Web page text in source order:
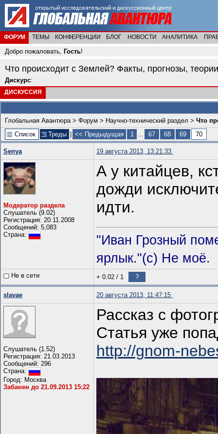
ФОРУМ ТЕМЫ КОНФЕРЕНЦИИ БЛОГ НОВОСТИ АНАЛИТИКА
Добро пожаловать, Гость!
Что происходит с Землей? Факты, прогнозы,
Дискурс:
ДИСКУССИЯ
Глобальная Авантюра> Форум > Научно-технический раздел > Что
Список
Треды << Предыдущая 1 ... 67 68 69 70
Senya 19 августа 2013, 13:21:33
Модератор раздела
Слушатель (9.02)
Регистрация: 20.11.2008
Сообщений: 5,083
Страна:
А у китайцев,
дожди
идти.
"Иван Грозный
ярлык."(с) Не моё.
Не в сети + 0.02 / 1 ?
slavae 20 августа 2013, 11:47:15
Слушатель (1.52)
Регистрация: 21.03.2013
Сообщений: 296
Страна:
Город: Москва
Забанен до 21.09.2013 15:22
Рассказ с
Статья уже
http://gnom-